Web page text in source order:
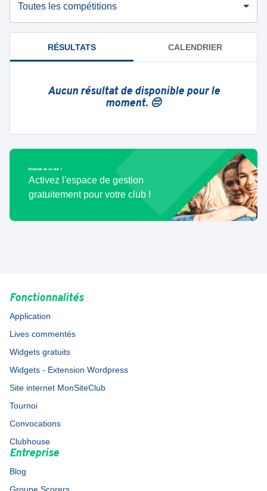
Toutes les compétitions
RÉSULTATS CALENDRIER
Aucun résultat de disponible pour le
moment. 😔
Bénévole de ce club ?
Activez l'espace de gestion
gratuitement pour votre club !
Fonctionnalités
Application
Lives commentés
Widgets gratuits
Widgets - Extension Wordpress
Site internet MonSiteClub
Tournoi
Convocations
Clubhouse
Entreprise
Blog